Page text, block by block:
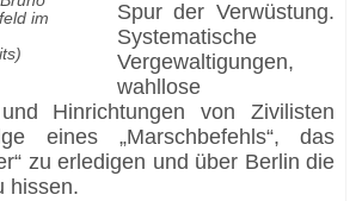
im
Spur der Verwüstung.
Systematische
Vergewaltigungen,
wahllose
Hinrichtungen von Zivilisten
eines „Marschbefehls“, das
zu erledigen und über Berlin die
hissen.